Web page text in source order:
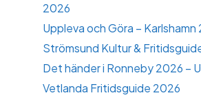
2026
Uppleva och Göra – Karlshamn
Strömsund Kultur &
Det händer i Ronneby 2026 –
Vetlanda Fritidsguide 2026